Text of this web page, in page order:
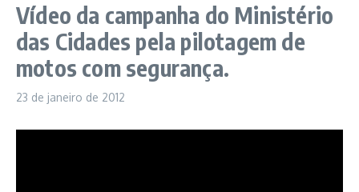
Vídeo da campanha do Ministério
das Cidades pela pilotagem de
motos com segurança.
23 de janeiro de 2012